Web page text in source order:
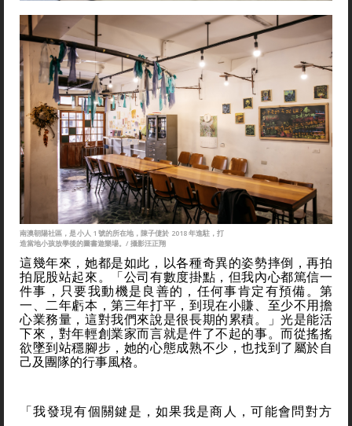
南澳朝陽社區，是小人 1 號的所在地，陳子倢於 2018 年進駐，打
造當地小孩放學後的圖書遊樂場。/ 攝影汪正翔
這幾年來，她都是如此，以各種奇異的姿勢摔倒，再拍
拍屁股站起來。「公司有數度掛點，但我內心都篤信一
件事，只要我動機是良善的，任何事肯定有預備。第
一、二年虧本，第三年打平，到現在小賺、至少不用擔
心業務量，這對我們來說是很長期的累積。」光是能活
下來，對年輕創業家而言就是件了不起的事。而從搖搖
欲墜到站穩腳步，她的心態成熟不少，也找到了屬於自
己及團隊的行事風格。
「我發現有個關鍵是，如果我是商人，可能會問對方